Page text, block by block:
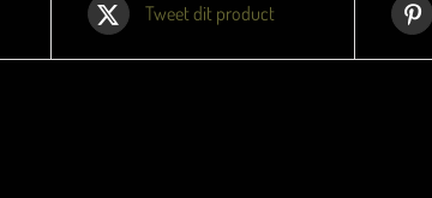
Tweet dit product